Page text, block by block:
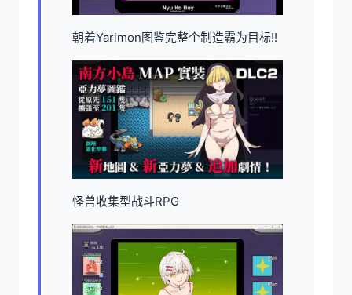
朝着Yarimon图鉴完整个制造霸为目标!!
怪兽收集型战斗RPG